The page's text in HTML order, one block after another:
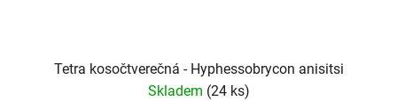
Tetra kosočtverečná - Hyphessobrycon anisitsi
Skladem (24 ks)